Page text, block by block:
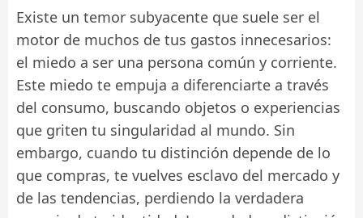
Existe un temor subyacente que suele ser el
motor de muchos de tus gastos innecesarios:
el miedo a ser una persona común y corriente.
Este miedo te empuja a diferenciarte a través
del consumo, buscando objetos o experiencias
que griten tu singularidad al mundo. Sin
embargo, cuando tu distinción depende de lo
que compras, te vuelves esclavo del mercado y
de las tendencias, perdiendo la verdadera